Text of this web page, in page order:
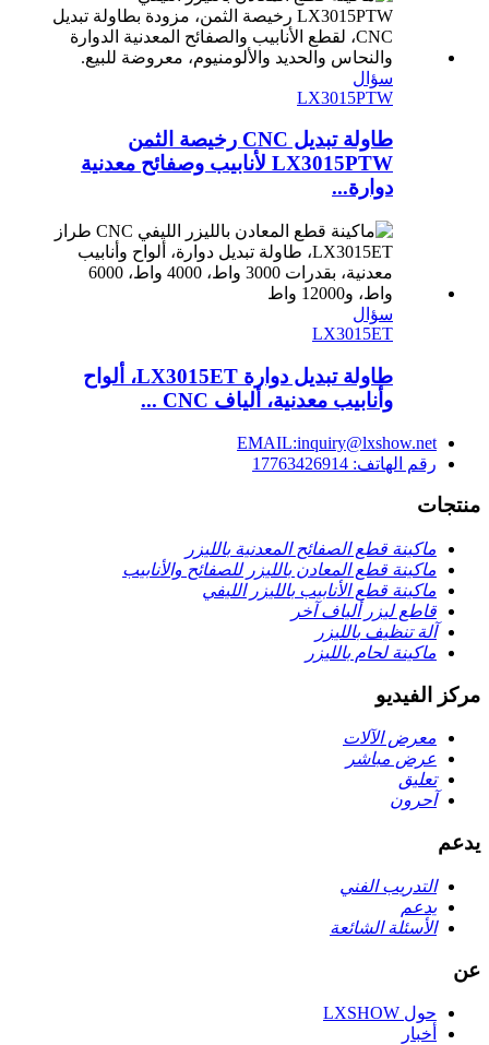
سؤال
LX3015PTW
طاولة تبديل CNC رخيصة الثمن
LX3015PTW لأنابيب وصفائح معدنية
دوارة...
سؤال
LX3015ET
طاولة تبديل دوارة LX3015ET، ألواح
وأنابيب معدنية، ألياف CNC ...
EMAIL:inquiry@lxshow.net
رقم الهاتف: 17763426914
منتجات
ماكينة قطع الصفائح المعدنية بالليزر
ماكينة قطع المعادن بالليزر للصفائح والأنابيب
ماكينة قطع الأنابيب بالليزر الليفي
قاطع ليزر ألياف آخر
آلة تنظيف بالليزر
ماكينة لحام بالليزر
مركز الفيديو
معرض الآلات
عرض مباشر
تعليق
آحرون
يدعم
التدريب الفني
يدعم
الأسئلة الشائعة
عن
حول LXSHOW
أخبار